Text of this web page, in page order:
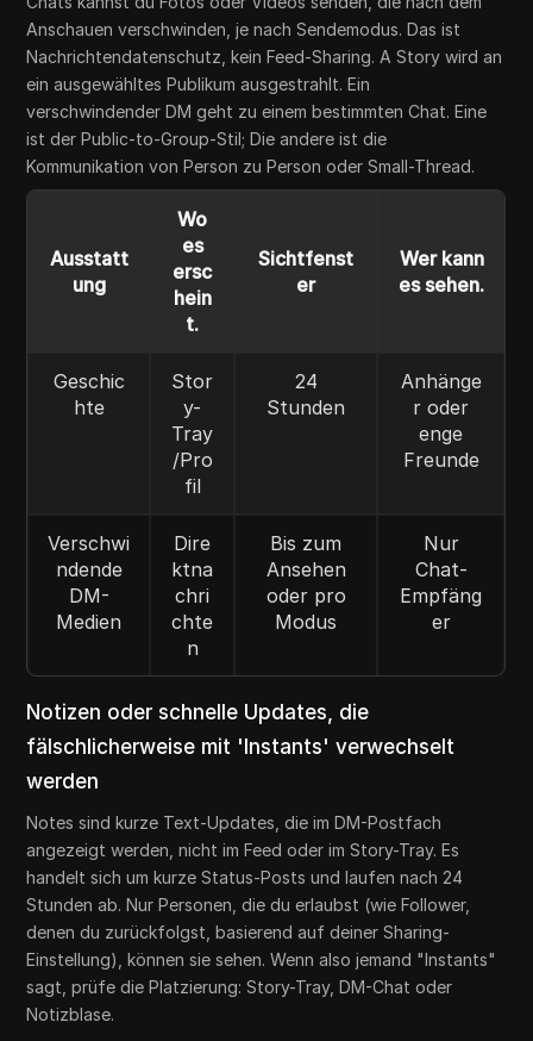
Anschauen verschwinden, je nach Sendemodus. Das ist
Nachrichtendatenschutz, kein Feed-Sharing. A Story wird an
ein ausgewähltes Publikum ausgestrahlt. Ein
verschwindender DM geht zu einem bestimmten Chat. Eine
ist der Public-to-Group-Stil; Die andere ist die
Kommunikation von Person zu Person oder Small-Thread.
Ausstatt
ung
Wo
es
ersc
hein
t.
Sichtfenst
er
Wer kann
es sehen.
Geschic
hte
Stor
y-
Tray
/Pro
fil
24
Stunden
Anhänge
r oder
enge
Freunde
Verschwi
ndende
DM-
Medien
Dire
ktna
chri
chte
n
Bis zum
Ansehen
oder pro
Modus
Nur
Chat-
Empfäng
er
Notizen oder schnelle Updates, die
fälschlicherweise mit 'Instants' verwechselt
werden
Notes sind kurze Text-Updates, die im DM-Postfach
angezeigt werden, nicht im Feed oder im Story-Tray. Es
handelt sich um kurze Status-Posts und laufen nach 24
Stunden ab. Nur Personen, die du erlaubst (wie Follower,
denen du zurückfolgst, basierend auf deiner Sharing-
Einstellung), können sie sehen. Wenn also jemand "Instants"
sagt, prüfe die Platzierung: Story-Tray, DM-Chat oder
Notizblase.